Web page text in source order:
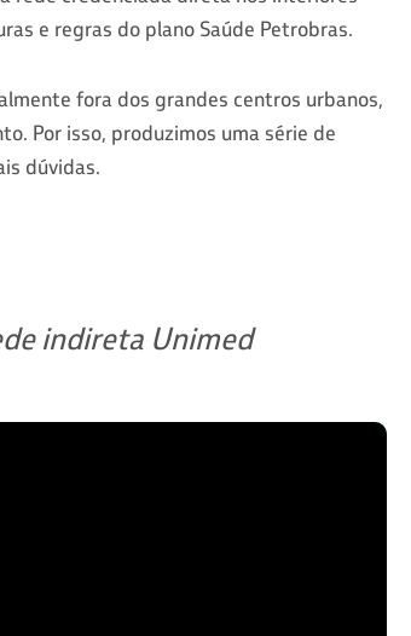
e regras do plano Saúde Petrobras.
fora dos grandes centros urbanos,
Por isso, produzimos uma série de
dúvidas.
indireta Unimed